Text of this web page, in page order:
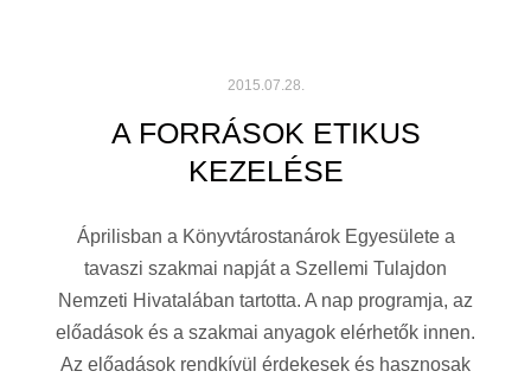
2015.07.28.
A FORRÁSOK ETIKUS
KEZELÉSE
Áprilisban a Könyvtárostanárok Egyesülete a
tavaszi szakmai napját a Szellemi Tulajdon
Nemzeti Hivatalában tartotta. A nap programja, az
előadások és a szakmai anyagok elérhetők innen.
Az előadások rendkívül érdekesek és hasznosak